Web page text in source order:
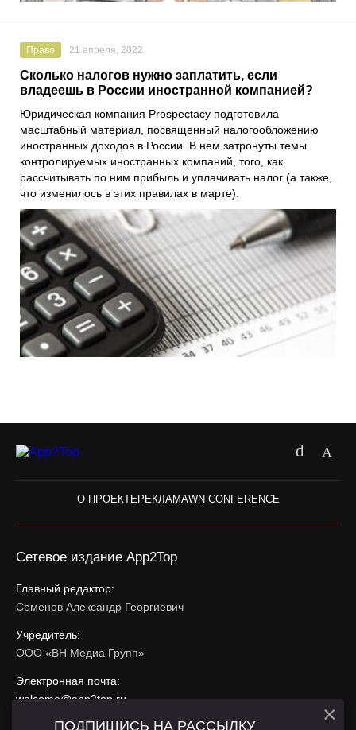
Право 21 апреля, 2022
Cколько налогов нужно заплатить, если
владеешь в России иностранной компанией?
Юридическая компания Prospectacy подготовила
масштабный материал, посвященный налогообложению
иностранных доходов в России. В нем затронуты темы
контролируемых иностранных компаний, того, как
рассчитывать по ним прибыль и уплачивать налог (а также,
что изменилось в этих правилах в марте).
О ПРОЕКТЕ РЕКЛАМАWN CONFERENCE
Сетевое издание App2Top
Главный редактор:
Семенов Александр Георгиевич
Учредитель:
ООО «ВН Медиа Групп»
Электронная почта:
welcome@app2top.ru
ПОДПИШИСЬ НА РАССЫЛКУ ×